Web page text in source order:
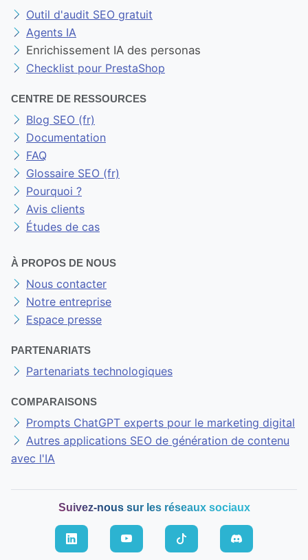
Outil d'audit SEO gratuit
Agents IA
Enrichissement IA des personas
Checklist pour PrestaShop
CENTRE DE RESSOURCES
Blog SEO (fr)
Documentation
FAQ
Glossaire SEO (fr)
Pourquoi ?
Avis clients
Études de cas
À PROPOS DE NOUS
Nous contacter
Notre entreprise
Espace presse
PARTENARIATS
Partenariats technologiques
COMPARAISONS
Prompts ChatGPT experts pour le marketing digital
Autres applications SEO de génération de contenu
avec l'IA
Suivez-nous sur les réseaux sociaux